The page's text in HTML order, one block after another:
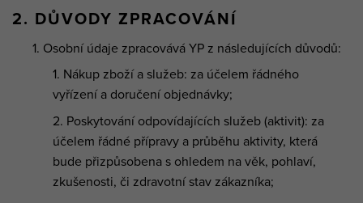
2. DŮVODY ZPRACOVÁNÍ
Osobní údaje zpracovává YP z následujících důvodů:
Nákup zboží a služeb: za účelem řádného
vyřízení a doručení objednávky;
Poskytování odpovídajících služeb (aktivit): za
účelem řádné přípravy a průběhu aktivity, která
bude přizpůsobena s ohledem na věk, pohlaví,
zkušenosti, či zdravotní stav zákazníka;